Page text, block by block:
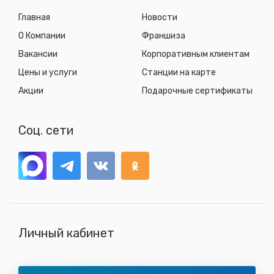
Главная
О Компании
Вакансии
Цены и услуги
Акции
Новости
Франшиза
Корпоративным клиентам
Станции на карте
Подарочные сертификаты
Соц. сети
Личный кабинет